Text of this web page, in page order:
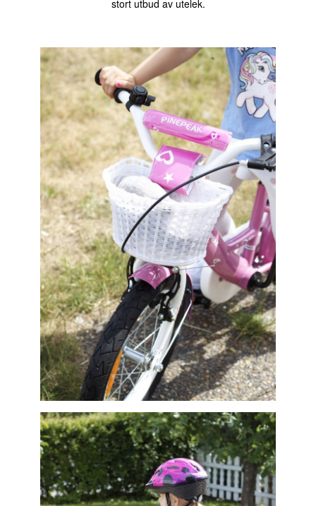
stort utbud av utelek.